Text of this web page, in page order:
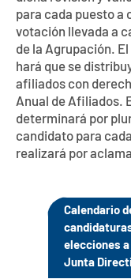
para cada puesto a
votación llevada a
de la Agrupación.
hará que se
afiliados con
Anual de Afiliados.
determinará por
candidato para
realizará por
Calendario
elecciones a
Junta